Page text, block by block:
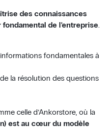
des connaissances
de l’entreprise.
fondamentales à
la résolution des questions
celle d’Ankorstore, où la
est au cœur du modèle